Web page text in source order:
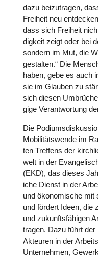
dazu bei­zu­tra­gen,
Freiheit neu
dass sich Freiheit
dig­keit zeigt oder bei
sondern im Mut, die
gestal­ten.“ Die
haben, gebe es auch
sie im Glauben zu
sich diesen
gige Ver­ant­wor­tung
Die
Mobi­li­täts­wende im
ten Treffens der
welt in der
(EKD), das dieses
i­che Dienst in der
und öko­no­mi­sche mit
und fördert Ideen, die
und zukunfts­fä­hi­gen
tra­gen. Dazu führt
Akteuren in der
Unter­neh­men,